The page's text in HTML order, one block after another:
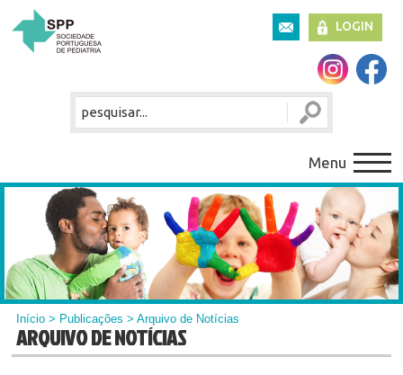
LOGIN
Menu
Início > Publicações > Arquivo de Notícias
ARQUIVO DE NOTÍCIAS